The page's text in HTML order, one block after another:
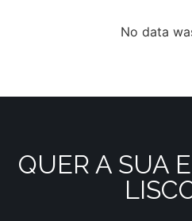
No data
QUER A SUA